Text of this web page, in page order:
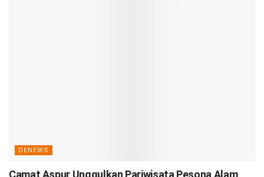
DENEWS
Camat Aspur Unggulkan Pariwisata Pesona Alam